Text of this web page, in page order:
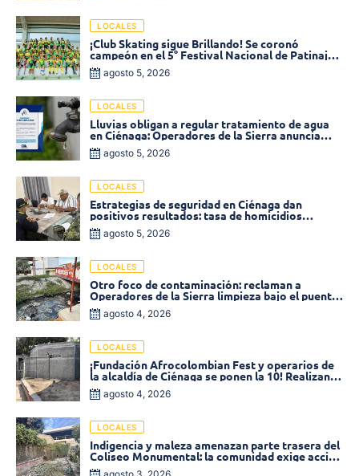
LOCALES
¡Club Skating sigue Brillando! Se coronó
campeón en el 5° Festival Nacional de Patinaje
«Soledad sobre Ruedas»
agosto 5, 2026
LOCALES
Lluvias obligan a regular tratamiento de agua
en Ciénaga: Operadores de la Sierra anuncia
baja presión en varios sectores
agosto 5, 2026
LOCALES
Estrategias de seguridad en Ciénaga dan
positivos resultados: tasa de homicidios
disminuyó un 58% en 2026
agosto 5, 2026
LOCALES
Otro foco de contaminación: reclaman a
Operadores de la Sierra limpieza bajo el puente
de la calle 19 con carrera 11
agosto 4, 2026
LOCALES
¡Fundación Afrocolombian Fest y operarios de
la alcaldía de Ciénaga se ponen la 10! Realizan
limpieza de la parte posterior del Coliseo
Monumental
agosto 4, 2026
LOCALES
Indigencia y maleza amenazan parte trasera del
Coliseo Monumental: la comunidad exige acción
inmediata!